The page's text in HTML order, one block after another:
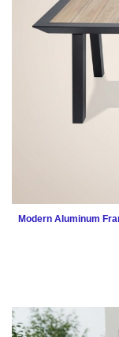
Modern Aluminum